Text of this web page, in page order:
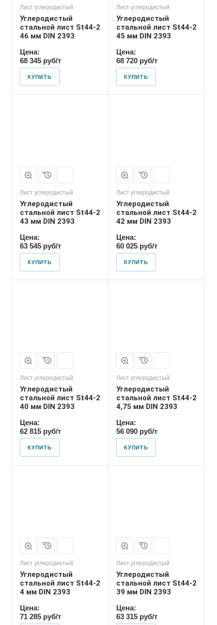
Лист углеродистый
Углеродистый
стальной лист St44-2
46 мм DIN 2393
Цена:
68 345 руб/т
КУПИТЬ
Лист углеродистый
Углеродистый
стальной лист St44-2
45 мм DIN 2393
Цена:
68 720 руб/т
КУПИТЬ
Лист углеродистый
Углеродистый
стальной лист St44-2
43 мм DIN 2393
Цена:
63 545 руб/т
КУПИТЬ
Лист углеродистый
Углеродистый
стальной лист St44-2
42 мм DIN 2393
Цена:
60 025 руб/т
КУПИТЬ
Лист углеродистый
Углеродистый
стальной лист St44-2
40 мм DIN 2393
Цена:
62 815 руб/т
КУПИТЬ
Лист углеродистый
Углеродистый
стальной лист St44-2
4,75 мм DIN 2393
Цена:
56 090 руб/т
КУПИТЬ
Лист углеродистый
Углеродистый
стальной лист St44-2
4 мм DIN 2393
Цена:
71 285 руб/т
Лист углеродистый
Углеродистый
стальной лист St44-2
39 мм DIN 2393
Цена:
63 315 руб/т